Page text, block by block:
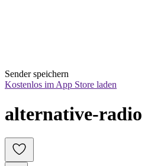
Sender speichern
Kostenlos im App Store laden
alternative-radio